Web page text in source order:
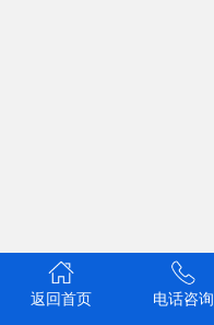
返回首页 电话咨询